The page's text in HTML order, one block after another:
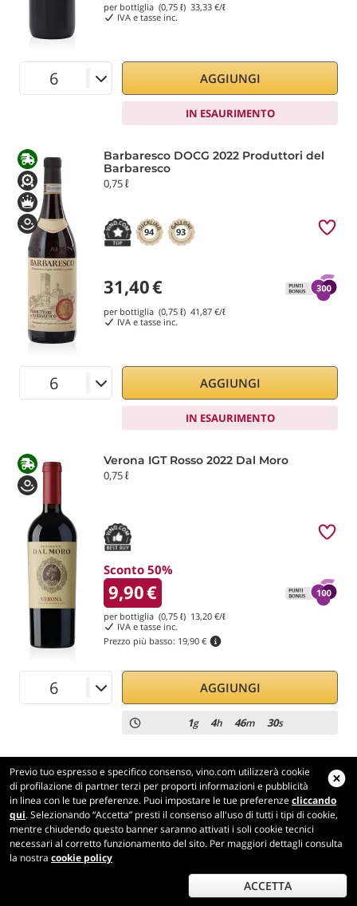
per bottiglia (0,75 ℓ) 33,33 €/ℓ
IVA e tasse inc.
AGGIUNGI
IN ESAURIMENTO
Barbaresco DOCG 2022 Produttori del
Barbaresco
0,75 ℓ
94 93
31,40€
per bottiglia (0,75 ℓ) 41,87 €/ℓ
IVA e tasse inc.
AGGIUNGI
IN ESAURIMENTO
Verona IGT Rosso 2022 Dal Moro
0,75 ℓ
Sconto 50%
9,90€
per bottiglia (0,75 ℓ) 13,20 €/ℓ
IVA e tasse inc.
Prezzo più basso: 19,90 €
AGGIUNGI
1g 4h 46m 29s
Previo tuo espresso e specifico consenso, vino.com utilizzerà cookie
di profilazione di partner terzi per proporti informazioni e pubblicità
in linea con le tue preferenze. Puoi impostare le tue preferenzecliccando
qui. Selezionando “Accetta” presti il consenso all'uso di tutti i tipi di cookie,
mentre chiudendo questo banner saranno attivati i soli cookie tecnici
necessari al corretto funzionamento del sito. Per maggiori dettagli consulta
la nostra cookie policy
ACCETTA
Vino.com
Made with
in Tuscany
Pagina elaborata in 179 ms
production-front-1
P.IVA IT06031960484 REA FI 594577 Cap. Soc. 345.772,16 € i.v.